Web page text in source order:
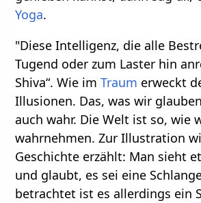
Yoga.
"Diese Intelligenz, die alle
Tugend oder zum Laster hin
Shiva“. Wie imTraum erweckt
Illusionen. Das, was wir
auch wahr. Die Welt ist so, wie
wahrnehmen. Zur Illustration
Geschichte erzählt: Man sieht
und glaubt, es sei eine
betrachtet ist es allerdings ein